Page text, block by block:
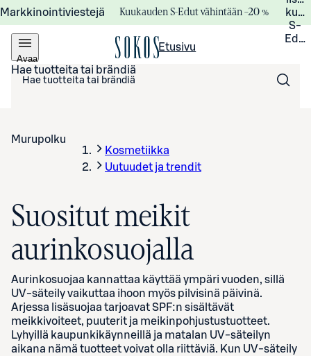
Markkinointiviestejä Kuukauden S-Edut vähintään –20 %
S-
Avaa
valikko
Etusivu
Hae tuotteita tai brändiä
Murupolku
Kosmetiikka
Uutuudet ja trendit
Suositut meikit
aurinkosuojalla
Aurinkosuojaa kannattaa käyttää ympäri vuoden, sillä
UV-säteily vaikuttaa ihoon myös pilvisinä päivinä.
Arjessa lisäsuojaa tarjoavat SPF:n sisältävät
meikkivoiteet, puuterit ja meikinpohjustustuotteet.
Lyhyillä kaupunkikäynneillä ja matalan UV-säteilyn
aikana nämä tuotteet voivat olla riittäviä. Kun UV-säteily